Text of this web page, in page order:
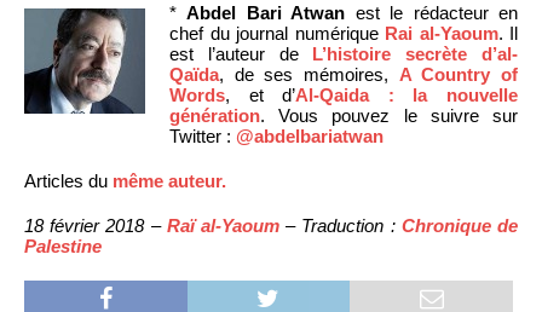
*Abdel Bari Atwan est le rédacteur en
chef du journal numérique Rai al-Yaoum. Il
est l’auteur de L’histoire secrète d’al-
Qaïda, de ses mémoires, A Country of
Words, et d’Al-Qaida : la nouvelle
génération. Vous pouvez le suivre sur
Twitter : @abdelbariatwan
Articles du même auteur.
18 février 2018 – Raï al-Yaoum – Traduction : Chronique de
Palestine